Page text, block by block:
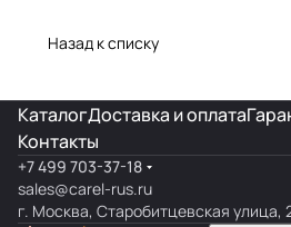
Назад к списку
КаталогДоставка и оплата
Контакты
+7 499 703-37-18
sales@carel-rus.ru
г. Москва, Старобитцевская улица,